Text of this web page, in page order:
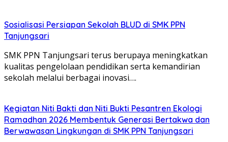
Sosialisasi Persiapan Sekolah BLUD di SMK PPN
Tanjungsari
SMK PPN Tanjungsari terus berupaya meningkatkan
kualitas pengelolaan pendidikan serta kemandirian
sekolah melalui berbagai inovasi….
Kegiatan Niti Bakti dan Niti Bukti Pesantren Ekologi
Ramadhan 2026 Membentuk Generasi Bertakwa dan
Berwawasan Lingkungan di SMK PPN Tanjungsari